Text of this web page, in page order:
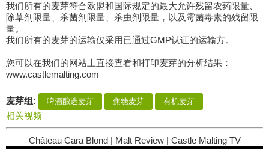
我们所有的麦芽符合欧盟和国际规定的最大允许残留农药限量、
除草剂限量、杀菌剂限量、杀虫剂限量，以及霉菌毒素的残留限
量。
我们所有的麦芽的运输仅采用已通过GMP认证的运输方。
您可以在我们的网站上直接查看和打印麦芽的分析结果：
www.castlemalting.com
麦芽组: 啤酒酿造麦芽 焦糖麦芽 有机麦芽
相关视频
Château Cara Blond | Malt Review | Castle Malting TV